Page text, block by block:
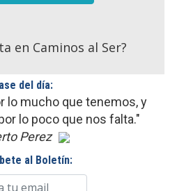
en Caminos al Ser?
del día:
lo mucho que tenemos, y
lo poco que nos falta."
Perez
al Boletín: